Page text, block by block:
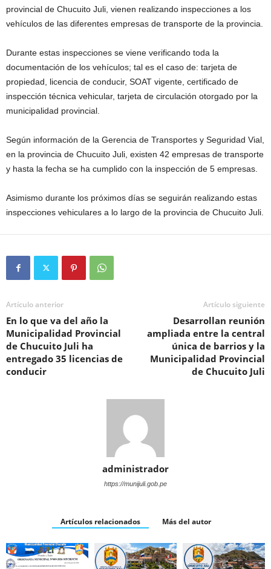
provincial de Chucuito Juli, vienen realizando inspecciones a los
vehículos de las diferentes empresas de transporte de la provincia.
Durante estas inspecciones se viene verificando toda la
documentación de los vehículos; tal es el caso de: tarjeta de
propiedad, licencia de conducir, SOAT vigente, certificado de
inspección técnica vehicular, tarjeta de circulación otorgado por la
municipalidad provincial.
Según información de la Gerencia de Transportes y Seguridad Vial,
en la provincia de Chucuito Juli, existen 42 empresas de transporte
y hasta la fecha se ha cumplido con la inspección de 5 empresas.
Asimismo durante los próximos días se seguirán realizando estas
inspecciones vehiculares a lo largo de la provincia de Chucuito Juli.
Artículo anterior
En lo que va del año la
Municipalidad Provincial
de Chucuito Juli ha
entregado 35 licencias de
conducir
Artículo siguiente
Desarrollan reunión
ampliada entre la central
única de barrios y la
Municipalidad Provincial
de Chucuito Juli
administrador
https://munijuli.gob.pe
Artículos relacionados Más del autor